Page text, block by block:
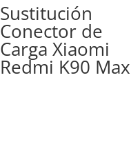
Sustitución
Conector de
Carga Xiaomi
Redmi K90 Max